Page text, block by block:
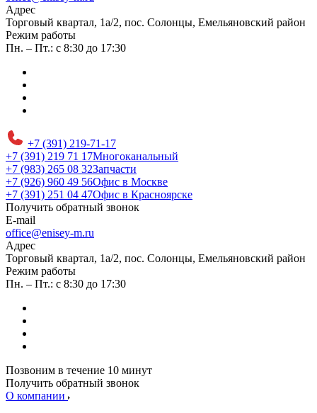
Адрес
​Торговый квартал, 1а/2, пос. Солонцы, Емельяновский район
Режим работы
Пн. – Пт.: с 8:30 до 17:30
+7 (391) 219-71-17
+7 (391) 219 71 17Многоканальный
+7 (983) 265 08 32Запчасти
+7 (926) 960 49 56Офис в Москве
+7 (391) 251 04 47Офис в Красноярске
Получить обратный звонок
E-mail
office@enisey-m.ru
Адрес
​Торговый квартал, 1а/2, пос. Солонцы, Емельяновский район
Режим работы
Пн. – Пт.: с 8:30 до 17:30
Позвоним в течение 10 минут
Получить обратный звонок
О компании